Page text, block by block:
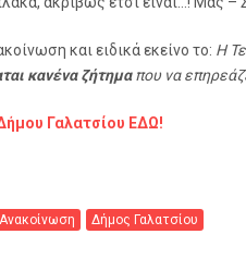
και ειδικά εκείνο το: Η
κανένα ζήτημαπου να
Γαλατσίου ΕΔΩ!
Ανακοίνωση Δήμος Γαλατσίου